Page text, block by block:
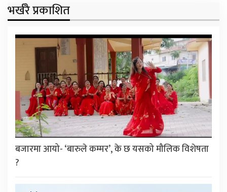
भर्खरै प्रकाशित
बजारमा आयो- ‘बारुले कम्मर’, के छ यसको मौलिक विशेषता
?